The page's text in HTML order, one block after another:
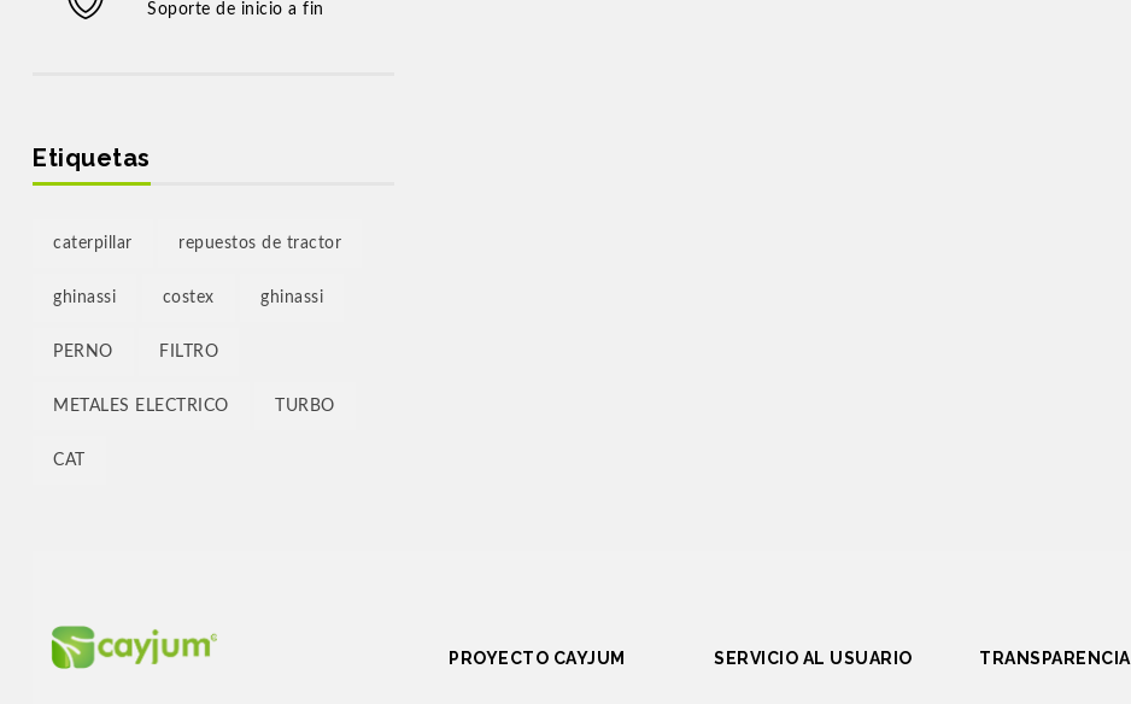
(239)
(60)
INDECO
JACTO
Soporte de inicio a fin
Etiquetas
caterpillar repuestos de tractor
ghinassi costex ghinassi
PERNO FILTRO
METALES ELECTRICO TURBO
CAT
PROYECTO CAYJUM SERVICIO AL USUARIO TRANSPARENCIA